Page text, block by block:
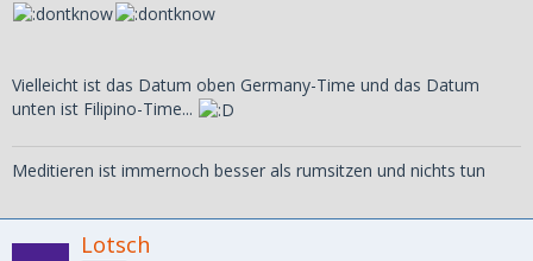
Vielleicht ist das Datum oben Germany-Time und das Datum
unten ist Filipino-Time...
Meditieren ist immernoch besser als rumsitzen und nichts tun
Lotsch